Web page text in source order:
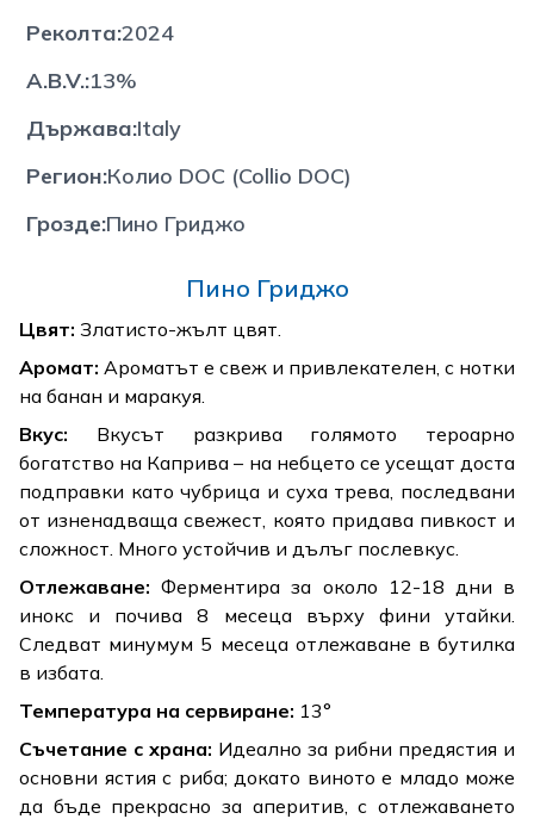
Реколта:2024
A.B.V.:13%
Държава:Italy
Регион:Колио DOC (Collio DOC)
Грозде:Пино Гриджо
Пино Гриджо
Цвят: Златисто-жълт цвят.
Аромат: Ароматът е свеж и привлекателен, с нотки
на банан и маракуя.
Вкус: Вкусът разкрива голямото тероарно
богатство на Каприва – на небцето се усещат доста
подправки като чубрица и суха трева, последвани
от изненадваща свежест, която придава пивкост и
сложност. Много устойчив и дълъг послевкус.
Отлежаване: Ферментира за около 12-18 дни в
инокс и почива 8 месеца върху фини утайки.
Следват минумум 5 месеца отлежаване в бутилка
в избата.
Температура на сервиране: 13°
Съчетание с храна: Идеално за рибни предястия и
основни ястия с риба; докато виното е младо може
да бъде прекрасно за аперитив, с отлежаването